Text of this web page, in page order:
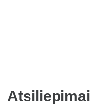
Atsiliepimai